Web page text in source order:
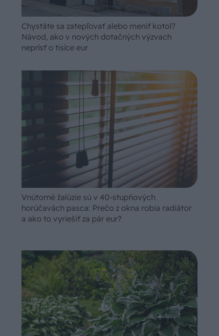
Chystáte sa zatepľovať alebo meniť kotol?
Návod, ako v nových dotačných výzvach
neprísť o tisíce eur
Vnútorné žalúzie sú v 40-stupňových
horúčavách pasca: Prečo z okna robia radiátor
a ako to vyriešiť za pár eur?